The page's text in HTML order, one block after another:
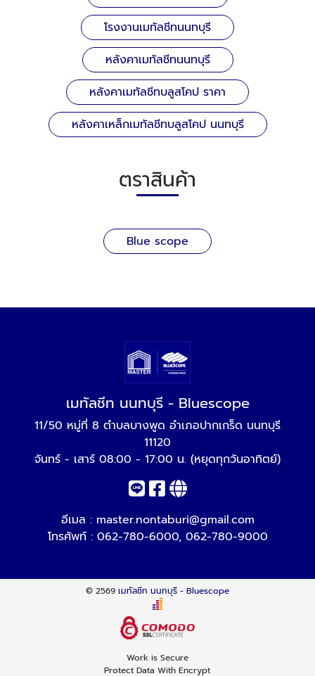
โรงงานเมทัลชีทนนทบุรี
หลังคาเมทัลชีทนนทบุรี
หลังคาเมทัลชีทบลูสโคป ราคา
หลังคาเหล็กเมทัลชีทบลูสโคป นนทบุรี
ตราสินค้า
Blue scope
เมทัลชีท นนทบุรี - Bluescope
11/50 หมู่ที่ 8 ตำบลบางพูด อำเภอปากเกร็ด นนทบุรี
11120
จันทร์ - เสาร์ 08:00 - 17:00 น. (หยุดทุกวันอาทิตย์)
อีเมล : master.nontaburi@gmail.com
โทรศัพท์ : 062-780-6000, 062-780-9000
© 2569 เมทัลชีท นนทบุรี - Bluescope
Work is Secure
Protect Data With Encrypt